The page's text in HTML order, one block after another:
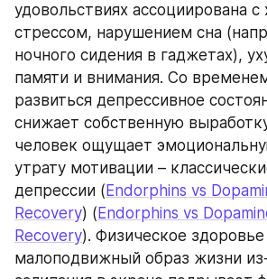
удовольствиях ассоциирована
стрессом, нарушением сна
ночного сидения в гаджетах),
памяти и внимания. Со
развиться депрессивное
снижает собственную
человек ощущает
утрату мотивации –
депрессии ( Endorphins vs
Recovery) ( Endorphins vs
Recovery). Физическое
малоподвижный образ жизни